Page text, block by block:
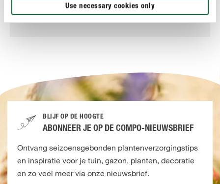
Use necessary cookies only
Onkruidbestrijder
BLIJF OP DE HOOGTE
ABONNEER JE OP DE COMPO-NIEUWSBRIEF
Ontvang seizoensgebonden plantenverzorgingstips
en inspiratie voor je tuin, gazon, planten, decoratie
en zo veel meer via onze nieuwsbrief.